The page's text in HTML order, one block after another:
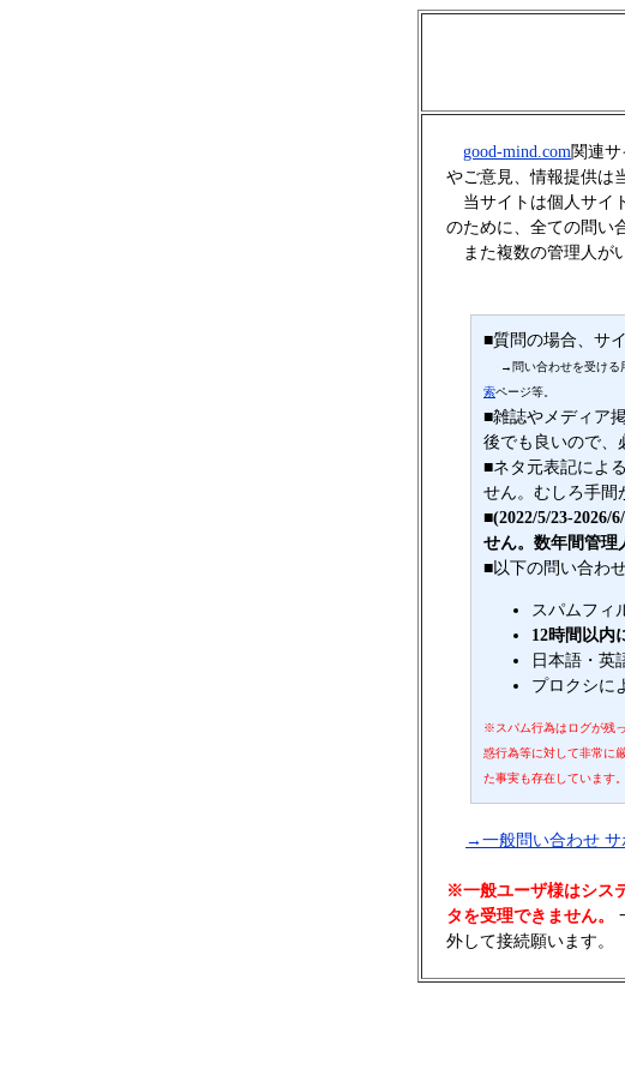
good-mind.com関連
やご意見、情報提供は
当サイトは個人サイ
のために、全ての問い
また複数の管理人が
■質問の場合、サ
→問い合わせを受ける
索ページ等。
■雑誌やメディア
後でも良いので、
■ネタ元表記によ
せん。むしろ手間
■(2022/5/23-2026/
せん。数年間管
■以下の問い合わ
スパムフィ
12時間以内
日本語・英
プロクシに
※スパム行為はログが残
惑行為等に対して非常に
た事実も存在しています
→一般問い合わせ サ
※一般ユーザ様はシス
タを受理できません。
外して接続願います。